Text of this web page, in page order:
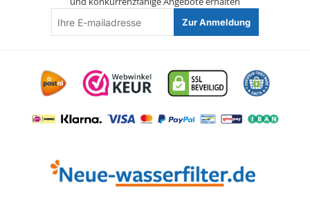
E-
mailadresse
Zur Anmeldung